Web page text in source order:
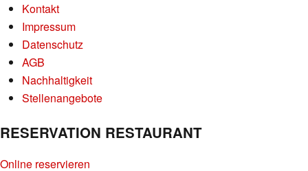
Kontakt
Impressum
Datenschutz
AGB
Nachhaltigkeit
Stellenangebote
RESERVATION RESTAURANT
Online reservieren